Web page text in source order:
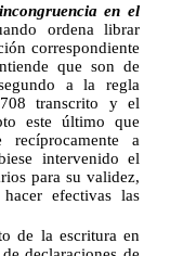
incongruencia en el
ordena librar
correspondiente
que son de
a la regla
transcrito y el
este último que
recíprocamente a
intervenido el
para su validez,
efectivas las
de la escritura en